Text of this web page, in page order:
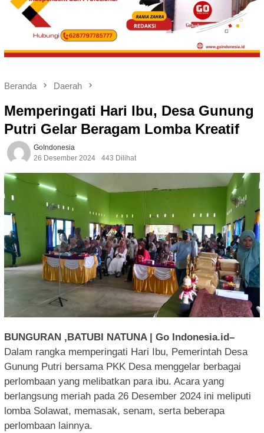
Beranda Daerah
Memperingati Hari Ibu, Desa Gunung
Putri Gelar Beragam Lomba Kreatif
GoIndonesia
26 Desember 2024
443 Dilihat
BUNGURAN ,BATUBI NATUNA | Go Indonesia.id–
Dalam rangka memperingati Hari Ibu, Pemerintah Desa
Gunung Putri bersama PKK Desa menggelar berbagai
perlombaan yang melibatkan para ibu. Acara yang
berlangsung meriah pada 26 Desember 2024 ini meliputi
lomba Solawat, memasak, senam, serta beberapa
perlombaan lainnya.